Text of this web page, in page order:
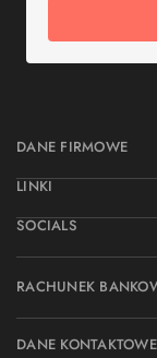
DANE FIRMOWE
LINKI
SOCIALS
RACHUNEK
DANE KONTAKTOWE